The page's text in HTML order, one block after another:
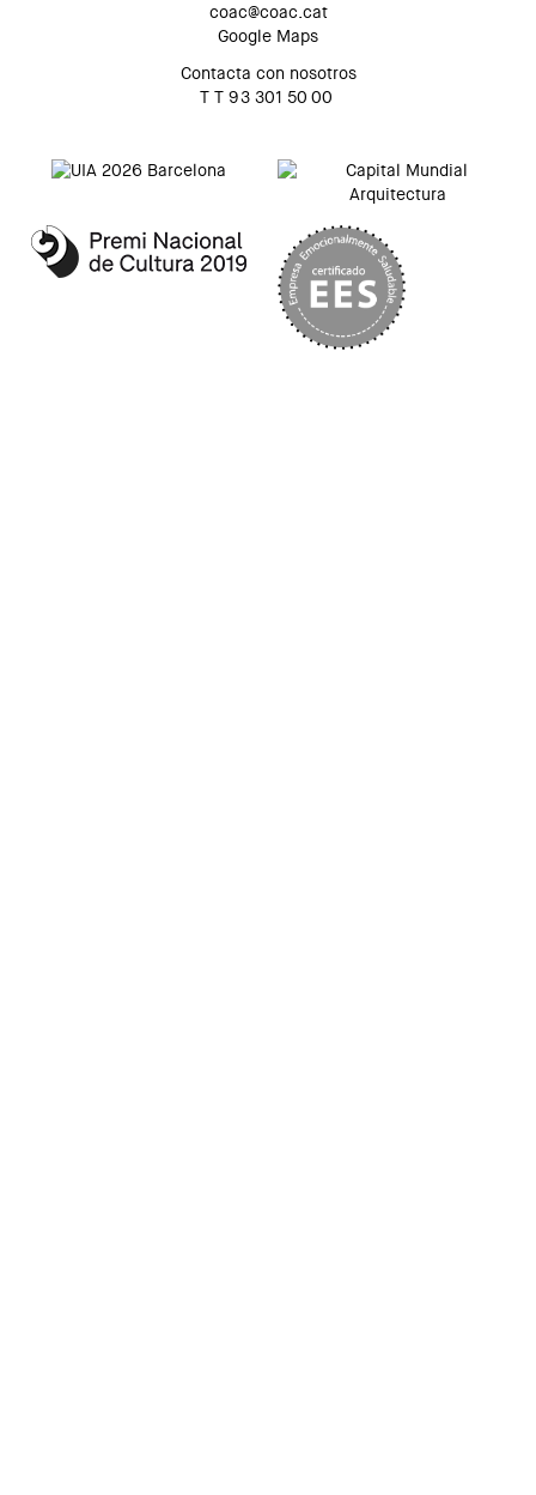
coac@coac.cat
Google Maps
Contacta con nosotros
T T 93 301 50 00